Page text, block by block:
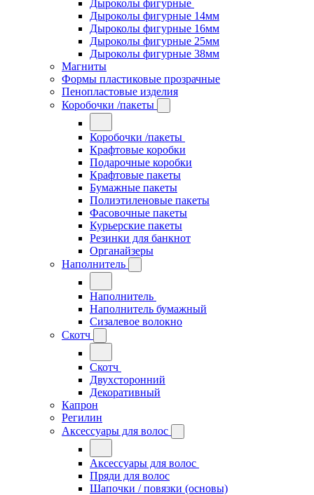
Дыроколы фигурные
Дыроколы фигурные 14мм
Дыроколы фигурные 16мм
Дыроколы фигурные 25мм
Дыроколы фигурные 38мм
Магниты
Формы пластиковые прозрачные
Пенопластовые изделия
Коробочки /пакеты
Коробочки /пакеты
Крафтовые коробки
Подарочные коробки
Крафтовые пакеты
Бумажные пакеты
Полиэтиленовые пакеты
Фасовочные пакеты
Курьерские пакеты
Резинки для банкнот
Органайзеры
Наполнитель
Наполнитель
Наполнитель бумажный
Сизалевое волокно
Скотч
Скотч
Двухсторонний
Декоративный
Капрон
Регилин
Аксессуары для волос
Аксессуары для волос
Пряди для волос
Шапочки / повязки (основы)